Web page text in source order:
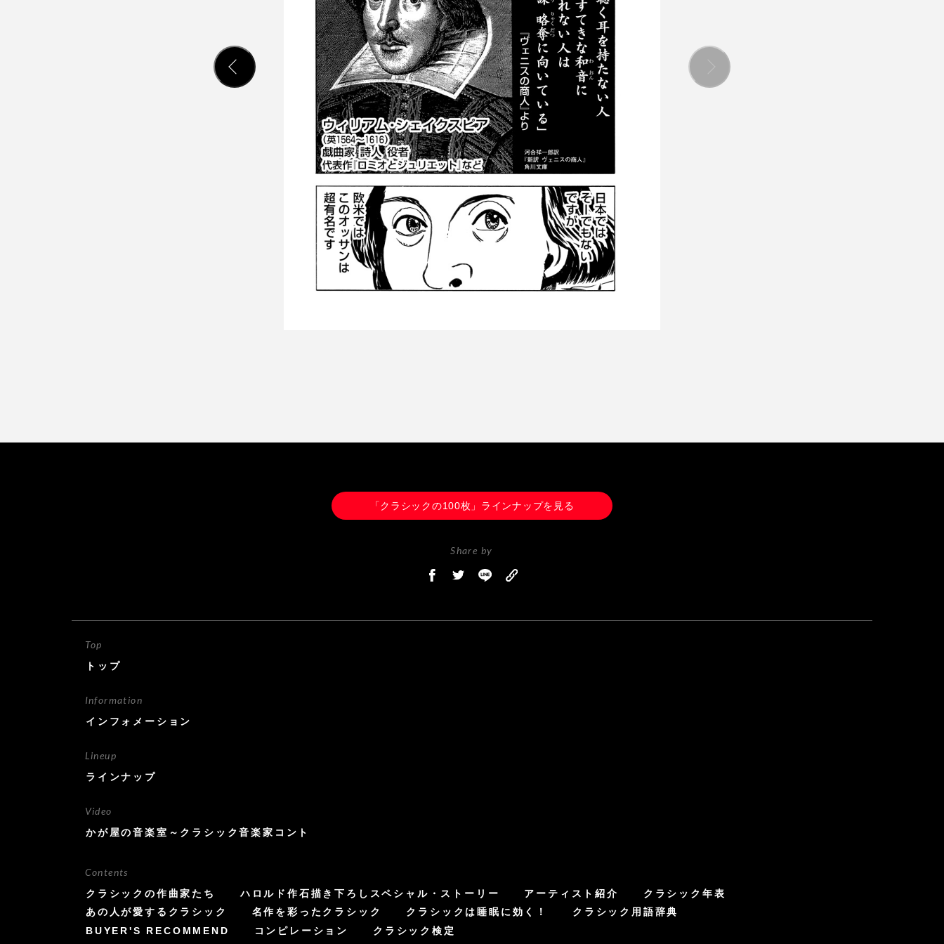
「クラシックの100枚」ラインナップを見る
Share by
Top
トップ
Information
インフォメーション
Lineup
ラインナップ
Video
かが屋の音楽室～クラシック音楽家コント
Contents
クラシックの作曲家たち ハロルド作石描き下ろしスペシャル・ストーリー アーティスト紹介
クラシック年表
あの人が愛するクラシック
名作を彩ったクラシック クラシックは睡眠に効く！
クラシック用語辞典
BUYER'S RECOMMEND
コンピレーション クラシック検定